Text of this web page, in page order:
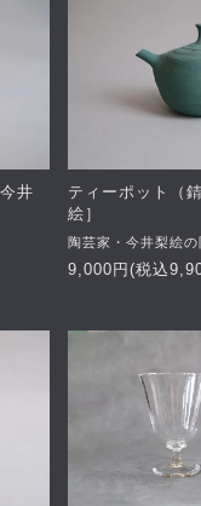
井
ティーポット（
絵］
陶芸家・今井梨絵の
9,000円(税込